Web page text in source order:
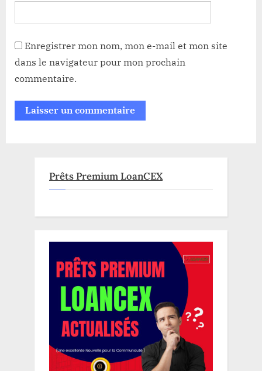
Enregistrer mon nom, mon e-mail et mon site
dans le navigateur pour mon prochain
commentaire.
Prêts Premium LoanCEX